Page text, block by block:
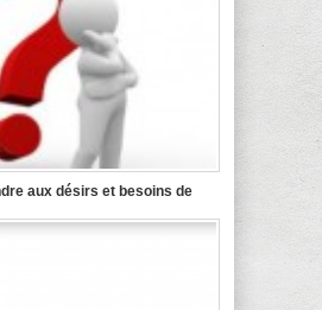
aux désirs et besoins de